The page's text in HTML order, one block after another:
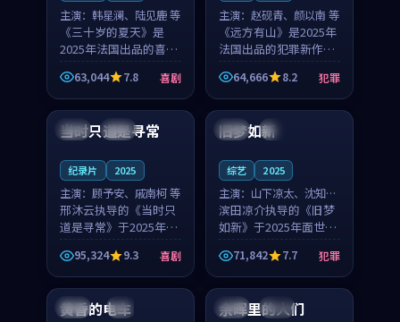
主演： 韩星澜、陆见鹿 等
《三十岁的夏天》是
2025年法国出品的喜剧
新作，主创团队希望用
深夜电台的故事让观众
停下来想一想。韩星澜
角色，山田纯一的叙事
63,044 7.8 喜剧
主演： 赵砚青、颜以南 等
《远方有山》是2025年
法国出品的犯罪新作，
主创团队希望用高校追
梦的故事让观众停下来
想一想。赵砚青领衔，
颜以南担任重要角色，
山田纯一的叙事节奏
64,666 8.2 犯罪
泰国 杜比
当时只道是寻常
纪录片 2025
主演： 顾予安、戚南柯 等
邢沐云执导的《当时只
道是寻常》于2025年面
世，泰国的城市气质与
母女情深的人物心境共
同构筑了影片基调。顾
予安、戚南柯用细腻的
表演撑起整部喜剧电
95,324 9.3 喜剧
中国 高分
旧梦如新
综艺 2025
主演： 山下凉太、沈知韵
等
滨田凉介执导的《旧梦
如新》于2025年面世，
中国台湾的城市气质与
异国相遇的人物心境共
同构筑了影片基调。山
下凉太、沈知韵用细腻
的表演撑起整部犯罪
71,842 7.7 犯罪
日本 4K
黄昏的电车 泰国 完结
余晖里的人们